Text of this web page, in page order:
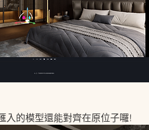
入的模型還能對齊在原位子囉!